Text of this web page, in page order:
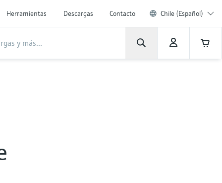
Herramientas Descargas Contacto Chile (Español)